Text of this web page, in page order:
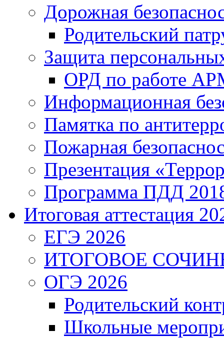
Дорожная
Родительский
Защита
ОРД по работе
Информационная
Памятка по
Пожарная
Презентация
Программа ПДД
Итоговая аттестация
ЕГЭ 2026
ИТОГОВОЕ
ОГЭ 2026
Родительский
Школьные